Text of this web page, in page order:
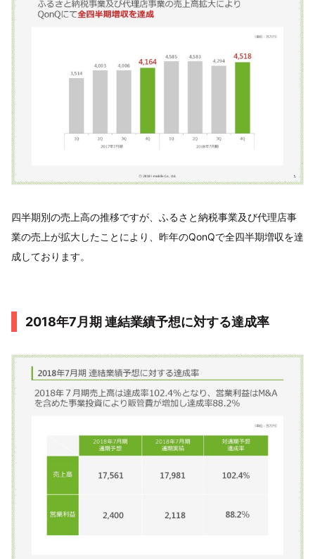
四半期別の売上高の推移ですが、ふるさと納税事業及び代理店事
業の売上が拡大したことにより、昨年のQonQで全四半期増収を達
成しております。
2018年7月期 連結業績予想に対する達成率